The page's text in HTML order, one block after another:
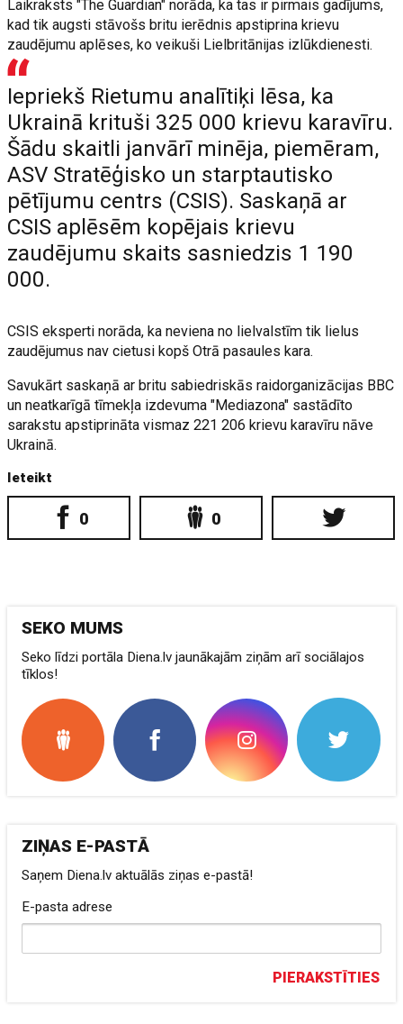
Laikraksts "The Guardian" norāda, ka tas ir pirmais gadījums,
kad tik augsti stāvošs britu ierēdnis apstiprina krievu
zaudējumu aplēses, ko veikuši Lielbritānijas izlūkdienesti.
Iepriekš Rietumu analītiķi lēsa, ka
Ukrainā krituši 325 000 krievu karavīru.
Šādu skaitli janvārī minēja, piemēram,
ASV Stratēģisko un starptautisko
pētījumu centrs (CSIS). Saskaņā ar
CSIS aplēsēm kopējais krievu
zaudējumu skaits sasniedzis 1 190
000.
CSIS eksperti norāda, ka neviena no lielvalstīm tik lielus
zaudējumus nav cietusi kopš Otrā pasaules kara.
Savukārt saskaņā ar britu sabiedriskās raidorganizācijas BBC
un neatkarīgā tīmekļa izdevuma "Mediazona" sastādīto
sarakstu apstiprināta vismaz 221 206 krievu karavīru nāve
Ukrainā.
Ieteikt
0 0
SEKO MUMS
Seko līdzi portāla Diena.lv jaunākajām ziņām arī sociālajos
tīklos!
ZIŅAS E-PASTĀ
Saņem Diena.lv aktuālās ziņas e-pastā!
E-pasta adrese
PIERAKSTĪTIES